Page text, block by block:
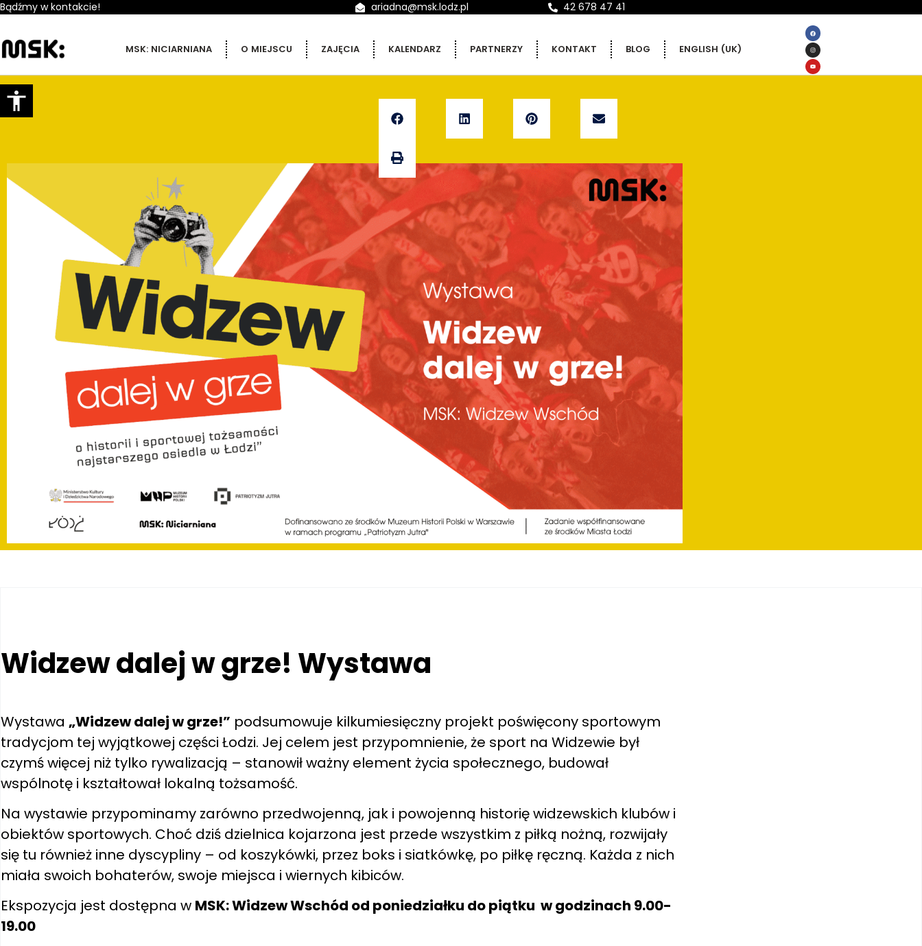
Bądźmy w kontakcie! ariadna@msk.lodz.pl 42 678 47 41
MSK: NICIARNIANA O MIEJSCU ZAJĘCIA KALENDARZ PARTNERZY KONTAKT BLOG ENGLISH (UK)
Widzew dalej w grze! Wystawa
Wystawa „Widzew dalej w grze!” podsumowuje kilkumiesięczny projekt poświęcony sportowym
tradycjom tej wyjątkowej części Łodzi. Jej celem jest przypomnienie, że sport na Widzewie był
czymś więcej niż tylko rywalizacją – stanowił ważny element życia społecznego, budował
wspólnotę i kształtował lokalną tożsamość.
Na wystawie przypominamy zarówno przedwojenną, jak i powojenną historię widzewskich klubów i
obiektów sportowych. Choć dziś dzielnica kojarzona jest przede wszystkim z piłką nożną, rozwijały
się tu również inne dyscypliny – od koszykówki, przez boks i siatkówkę, po piłkę ręczną. Każda z nich
miała swoich bohaterów, swoje miejsca i wiernych kibiców.
Ekspozycja jest dostępna w MSK: Widzew Wschód od poniedziałku do piątku w godzinach 9.00-
19.00